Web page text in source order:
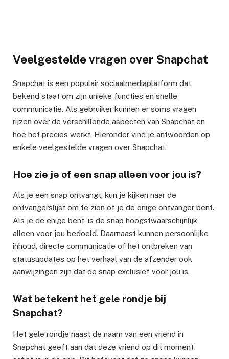
Veelgestelde vragen over Snapchat
Snapchat is een populair sociaalmediaplatform dat
bekend staat om zijn unieke functies en snelle
communicatie. Als gebruiker kunnen er soms vragen
rijzen over de verschillende aspecten van Snapchat en
hoe het precies werkt. Hieronder vind je antwoorden op
enkele veelgestelde vragen over Snapchat.
Hoe zie je of een snap alleen voor jou is?
Als je een snap ontvangt, kun je kijken naar de
ontvangerslijst om te zien of je de enige ontvanger bent.
Als je de enige bent, is de snap hoogstwaarschijnlijk
alleen voor jou bedoeld. Daarnaast kunnen persoonlijke
inhoud, directe communicatie of het ontbreken van
statusupdates op het verhaal van de afzender ook
aanwijzingen zijn dat de snap exclusief voor jou is.
Wat betekent het gele rondje bij
Snapchat?
Het gele rondje naast de naam van een vriend in
Snapchat geeft aan dat deze vriend op dit moment